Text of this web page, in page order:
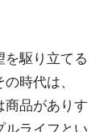
を駆り立てる
時代は、
商品がありす